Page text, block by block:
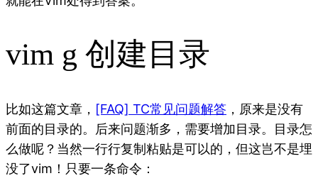
vim g 创建目录
比如这篇文章， [FAQ] TC常见问题解答 ，原来是没有
前面的目录的。后来问题渐多，需要增加目录。目录怎
么做呢？当然一行行复制粘贴是可以的，但这岂不是埋
没了vim！只要一条命令：